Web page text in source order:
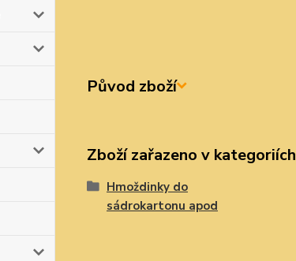
Původ zboží
Zboží zařazeno v kategoriích
Hmoždinky do
sádrokartonu apod